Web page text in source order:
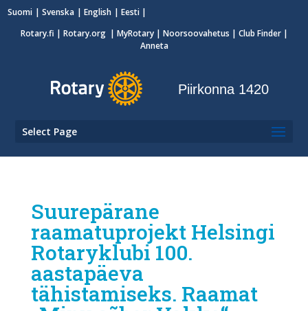
Suomi Svenska English
Eesti
Rotary.fi | Rotary.org | MyRotary| Noorsoovahetus | Club Finder|
Anneta
Piirkonna 1420
Select Page
Suurepärane
raamatuprojekt Helsingi
Rotaryklubi 100.
aastapäeva
tähistamiseks. Raamat